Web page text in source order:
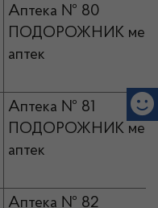
Аптека № 80
ПОДОРОЖНИК
аптек
Аптека № 81
ПОДОРОЖНИК
аптек
Аптека № 82